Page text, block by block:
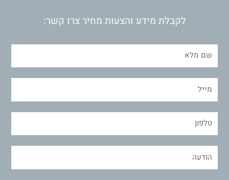
לקבלת מידע והצעות מחיר צרו קשר: